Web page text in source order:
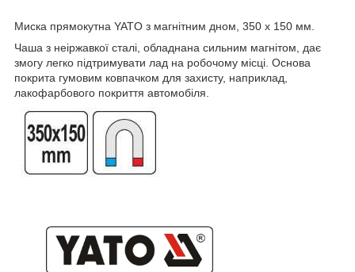
Миска прямокутна YATO з магнітним дном, 350 х 150 мм.
Чаша з неіржавкої сталі, обладнана сильним магнітом, дає
змогу легко підтримувати лад на робочому місці. Основа
покрита гумовим ковпачком для захисту, наприклад,
лакофарбового покриття автомобіля.